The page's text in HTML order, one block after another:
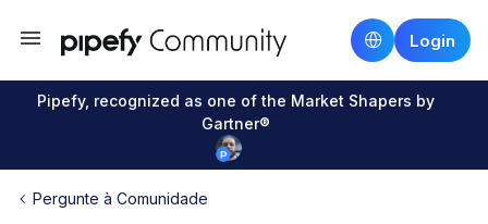
Login
Pipefy, recognized as one of the Market Shapers by
Gartner®
Pergunte à Comunidade